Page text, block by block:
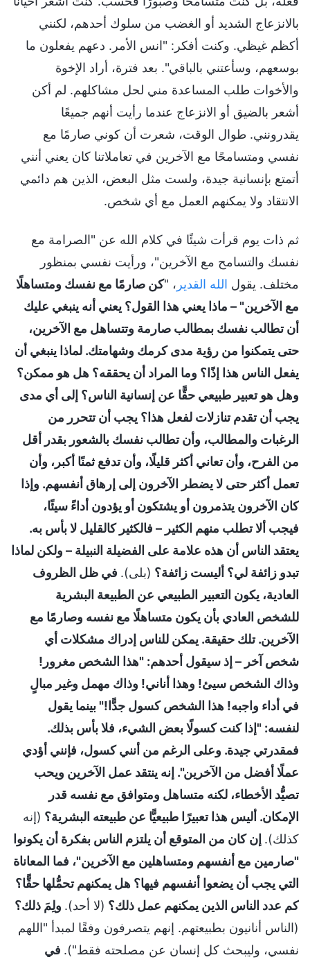
بالانزعاج الشديد أو الغضب من سلوك أحدهم، لكنني
أكظم غيظي. وكنت أفكر: "انس الأمر. دعهم يفعلون ما
بوسعهم، وسأعتني بالباقي". بعد فترة، أراد الإخوة
والأخوات طلب المساعدة مني لحل مشاكلهم. لم أكن
أشعر بالضيق أو الانزعاج عندما رأيت أنهم جميعًا
يقدرونني. طوال الوقت، شعرت أن كوني صارمًا مع
نفسي ومتسامحًا مع الآخرين في تعاملاتنا كان يعني أنني
أتمتع بإنسانية جيدة، ولست مثل البعض، الذين هم دائمي
الانتقاد ولا يمكنهم العمل مع أي شخص.
ثم ذات يوم قرأت شيئًا في كلام الله عن "الصرامة مع
نفسك والتسامح مع الآخرين"، ورأيت نفسي بمنظور
مختلف. يقول الله القدير ، "كن صارمًا مع نفسك ومتساهلًا
مع الآخرين" – ماذا يعني هذا القول؟ يعني أنه ينبغي عليك
أن تطالب نفسك بمطالب صارمة وتتساهل مع الآخرين،
حتى يتمكنوا من رؤية مدى كرمك وشهامتك. لماذا ينبغي أن
يفعل الناس هذا إذًا؟ وما المراد أن يحققه؟ هل هو ممكن؟
وهل هو تعبير طبيعي حقًّا عن إنسانية الناس؟ إلى أي مدى
يجب أن تقدم تنازلات لفعل هذا؟ يجب أن تتحرر من
الرغبات والمطالب، وأن تطالب نفسك بالشعور بقدر أقل
من الفرح، وأن تعاني أكثر قليلًا، وأن تدفع ثمنًا أكبر، وأن
تعمل أكثر حتى لا يضطر الآخرون إلى إرهاق أنفسهم. وإذا
كان الآخرون يتذمرون أو يشتكون أو يؤدون أداءً سيئًا،
فيجب ألا تطلب منهم الكثير – فالكثير كالقليل لا بأس به.
يعتقد الناس أن هذه علامة على الفضيلة النبيلة – ولكن لماذا
تبدو زائفة لي؟ أليست زائفة؟ (بلى). في ظل الظروف
العادية، يكون التعبير الطبيعي عن الطبيعة البشرية
للشخص العادي بأن يكون متساهلًا مع نفسه وصارمًا مع
الآخرين. تلك حقيقة. يمكن للناس إدراك مشكلات أي
شخص آخر – إذ سيقول أحدهم: "هذا الشخص مغرور!
وذاك الشخص سيئ! وهذا أناني! وذاك مهمل وغير مبالٍ
في أداء واجبه! هذا الشخص كسول جدًّا!" بينما يقول
لنفسه: "إذا كنت كسولًا بعض الشيء، فلا بأس بذلك.
فمقدرتي جيدة. وعلى الرغم من أنني كسول، فإنني أؤدي
عملًا أفضل من الآخرين". إنه ينتقد عمل الآخرين ويحب
تصيُّد الأخطاء، لكنه متساهل ومتوافق مع نفسه قدر
الإمكان. أليس هذا تعبيرًا طبيعيًّا عن طبيعته البشرية؟ (إنه
كذلك). إن كان من المتوقع أن يلتزم الناس بفكرة أن يكونوا
"صارمين مع أنفسهم ومتساهلين مع الآخرين"، فما المعاناة
التي يجب أن يضعوا أنفسهم فيها؟ هل يمكنهم تحمُّلها حقًّا؟
كم عدد الناس الذين يمكنهم عمل ذلك؟ (لا أحد). ولِمَ ذلك؟
(الناس أنانيون بطبيعتهم. إنهم يتصرفون وفقًا لمبدأ "اللهم
نفسي، وليبحث كل إنسان عن مصلحته فقط"). في